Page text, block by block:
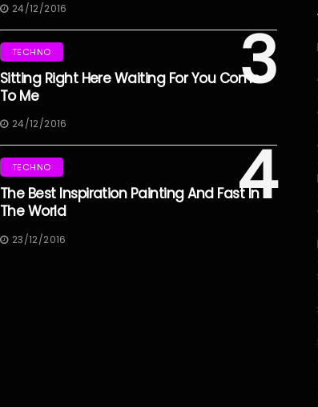
24/12/2016
3
TECHNO
Sitting Right Here Waiting For You Come
To Me
24/12/2016
4
TECHNO
The Best Inspiration Painting And Fast In
The World
23/12/2016